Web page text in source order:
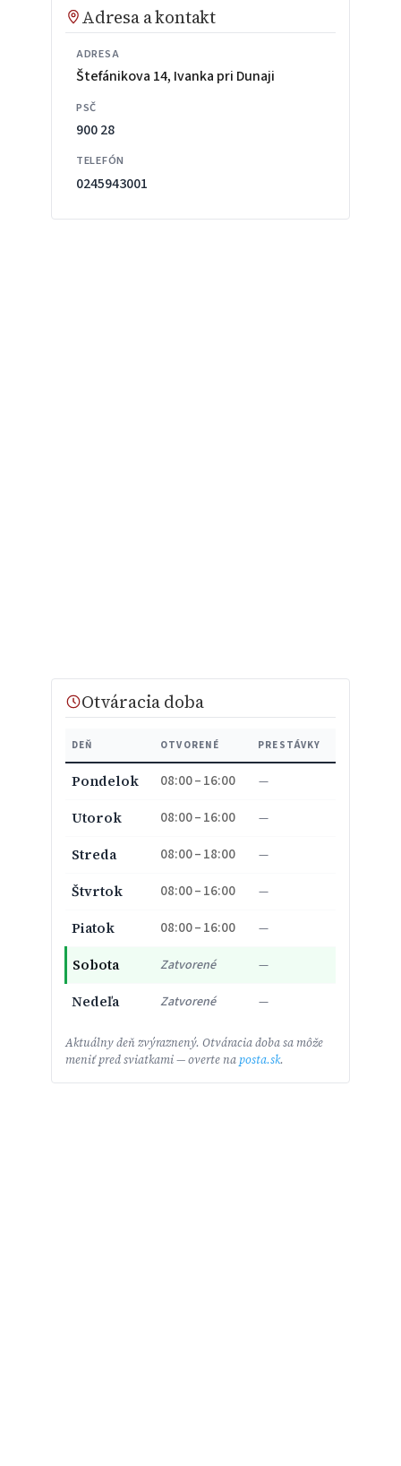
Adresa a kontakt
ADRESA
Štefánikova 14, Ivanka pri Dunaji
PSČ
900 28
TELEFÓN
0245943001
Otváracia doba
DEŇ OTVORENÉ PRESTÁVKY
Pondelok 08:00 – 16:00 —
Utorok 08:00 – 16:00 —
Streda 08:00 – 18:00 —
Štvrtok 08:00 – 16:00 —
Piatok 08:00 – 16:00 —
Sobota Zatvorené —
Nedeľa Zatvorené —
Aktuálny deň zvýraznený. Otváracia doba sa môže
meniť pred sviatkami — overte naposta.sk.